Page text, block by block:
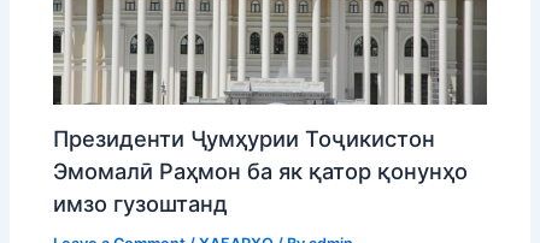
Президенти Ҷумҳурии Тоҷикистон
Эмомалӣ Раҳмон ба як қатор қонунҳо
имзо гузоштанд